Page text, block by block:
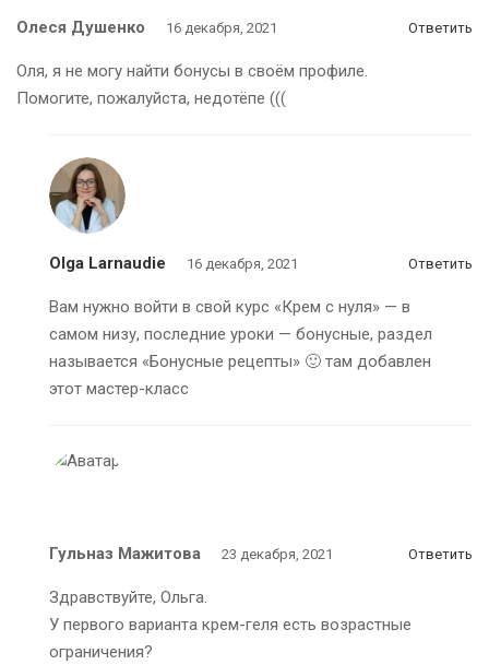
Олеся Душенко 16 декабря, 2021 Ответить
Оля, я не могу найти бонусы в своём профиле.
Помогите, пожалуйста, недотёпе (((
Olga Larnaudie 16 декабря, 2021 Ответить
Вам нужно войти в свой курс «Крем с нуля» — в
самом низу, последние уроки — бонусные, раздел
называется «Бонусные рецепты» 🙂 там добавлен
этот мастер-класс
Гульназ Мажитова 23 декабря, 2021 Ответить
Здравствуйте, Ольга.
У первого варианта крем-геля есть возрастные
ограничения?